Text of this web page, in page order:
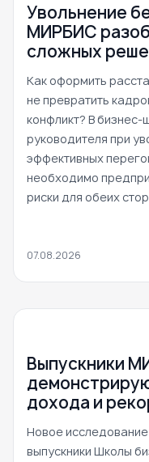
Увольнение
МИРБИС
сложных
Как оформить
не превратить
конфликт? В
руководителя при
эффективных
необходимо
риски для обеих
07.08.2026
Выпускники
дохода и
Новое исследование
выпускники Школы